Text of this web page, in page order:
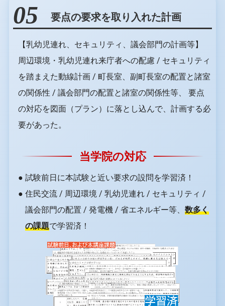
05 要点の要求を取り入れた計画
【乳幼児連れ、セキュリティ、議会部門の計画等】
周辺環境・乳幼児連れ来庁者への配慮 / セキュリティ
を踏まえた動線計画 / 町⻑室、副町⻑室の配置と諸室
の関係性 / 議会部⾨の配置と諸室の関係性等、 要点
の対応を図面（プラン）に落とし込んで、計画する必
要があった。
当学院の対応
● 試験前日に本試験と近い要求の設問を学習済！
● 住民交流 / 周辺環境 / 乳幼児連れ / セキュリティ /
議会部門の配置 / 発電機 / 省エネルギー等、数多く
の課題で学習済！